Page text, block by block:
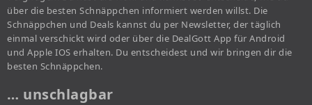
über die besten Schnäppchen informiert werden willst. Die
Schnäppchen und Deals kannst du per Newsletter, der täglich
einmal verschickt wird oder über die DealGott App für Android
und Apple IOS erhalten. Du entscheidest und wir bringen dir die
besten Schnäppchen.
… unschlagbar